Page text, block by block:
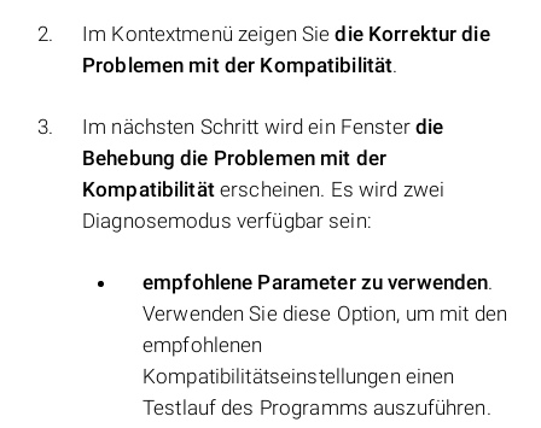
Im Kontextmenü zeigen Siedie Korrektur die
Problemen mit der Kompatibilität.
Im nächsten Schritt wird ein Fenster die
Behebung die Problemen mit der
Kompatibilitäterscheinen. Es wird zwei
Diagnosemodus verfügbar sein:
empfohlene Parameter zu verwenden.
Verwenden Sie diese Option, um mit den
empfohlenen
Kompatibilitätseinstellungen einen
Testlauf des Programms auszuführen.